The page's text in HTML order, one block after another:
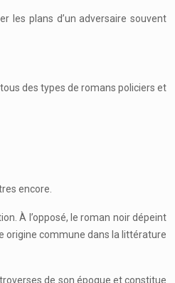
les plans d’un adversaire souvent
des types de romans policiers et
encore.
À l’opposé, le roman noir dépeint
origine commune dans la littérature
de son époque et constitue